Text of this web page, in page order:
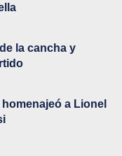
la cancha y
a Lionel